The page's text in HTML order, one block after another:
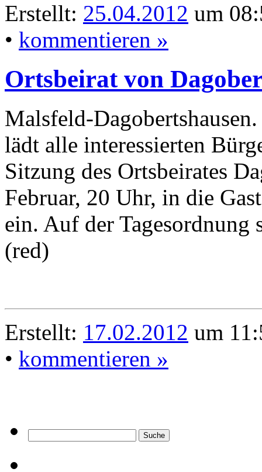
Erstellt: 25.04.2012 um
• kommentieren »
Ortsbeirat von
Malsfeld-
lädt alle interessierten
Sitzung des Ortsbeirates
Februar, 20 Uhr, in die
ein. Auf der Tagesordnung
(red)
Erstellt: 17.02.2012 um
• kommentieren »